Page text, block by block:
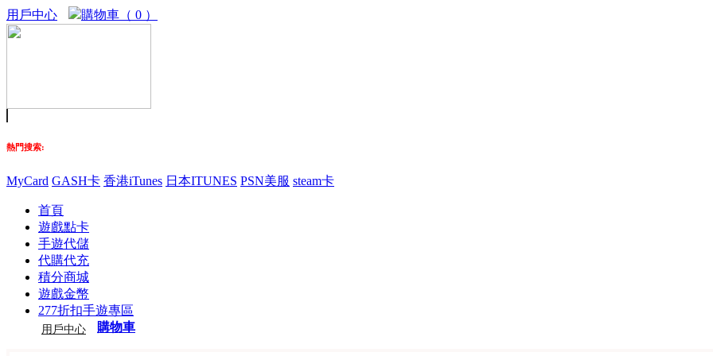
用戶中心 購物車（ 0 ）
熱門搜索:
MyCard GASH卡 香港iTunes 日本ITUNES PSN美服 steam卡
首頁
遊戲點卡
手遊代儲
代購代充
積分商城
遊戲金幣
277折扣手遊專區
用戶中心 購物車